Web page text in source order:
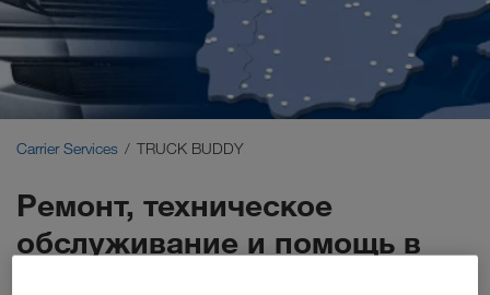
WE CARE
Carrier Services TRUCK BUDDY
Ремонт, техническое
обслуживание и помощь в